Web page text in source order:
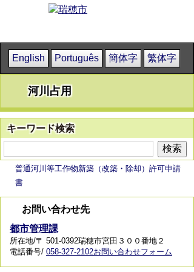
English Português 簡体字 繁体字
河川占用
キーワード検索
普通河川等工作物新築（改築・除却）許可申請
書
お問い合わせ先
都市管理課
所在地/〒 501-0392瑞穂市宮田３００番地２
電話番号/ 058-327-2102お問い合わせフォーム